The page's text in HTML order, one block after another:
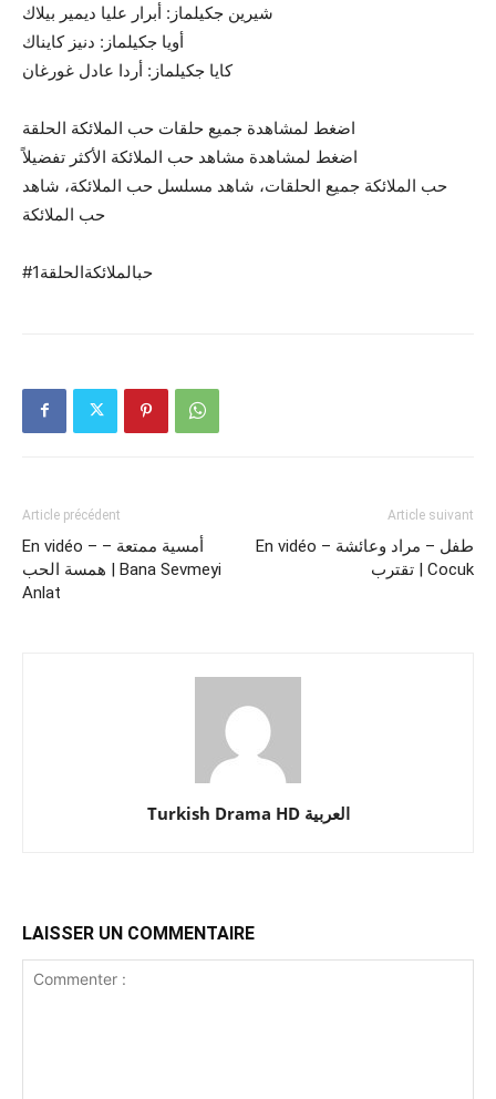
شيرين جكيلماز: أبرار عليا ديمير بيلاك
أويا جكيلماز: دنيز كايناك
كايا جكيلماز: أردا عادل غورغان
اضغط لمشاهدة جميع حلقات حب الملائكة الحلقة
اضغط لمشاهدة مشاهد حب الملائكة الأكثر تفضيلاً
حب الملائكة جميع الحلقات، شاهد مسلسل حب الملائكة، شاهد
حب الملائكة
#حبالملائكةالحلقة1
Article précédent
En vidéo – أمسية ممتعة –
همسة الحب ​| Bana Sevmeyi
Anlat
Article suivant
En vidéo – طفل – مراد وعائشة
تقترب | Cocuk
Turkish Drama HD العربية
LAISSER UN COMMENTAIRE